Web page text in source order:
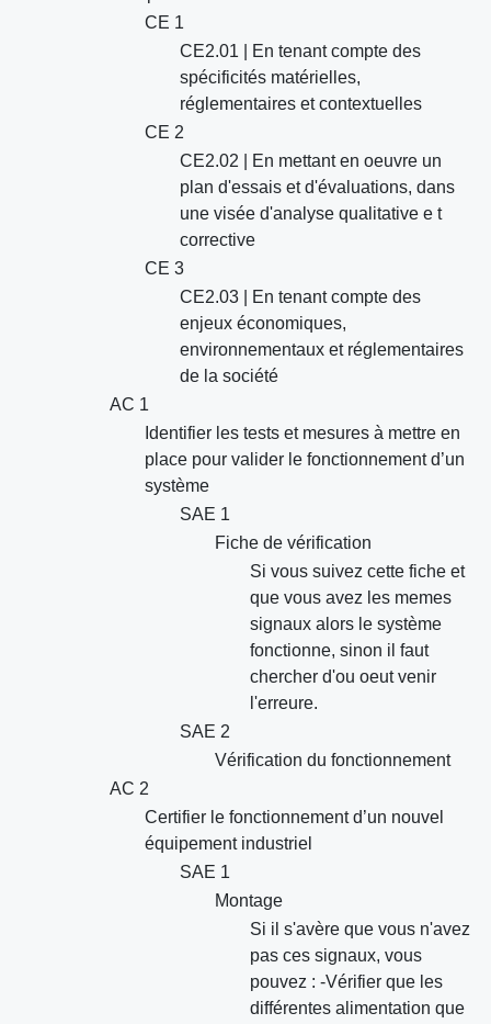
CE 1
CE2.01 | En tenant compte des
spécificités matérielles,
réglementaires et contextuelles
CE 2
CE2.02 | En mettant en oeuvre un
plan d'essais et d'évaluations, dans
une visée d'analyse qualitative e t
corrective
CE 3
CE2.03 | En tenant compte des
enjeux économiques,
environnementaux et réglementaires
de la société
AC 1
Identifier les tests et mesures à mettre en
place pour valider le fonctionnement d’un
système
SAE 1
Fiche de vérification
Si vous suivez cette fiche et
que vous avez les memes
signaux alors le système
fonctionne, sinon il faut
chercher d'ou oeut venir
l'erreure.
SAE 2
Vérification du fonctionnement
AC 2
Certifier le fonctionnement d’un nouvel
équipement industriel
SAE 1
Montage
Si il s'avère que vous n'avez
pas ces signaux, vous
pouvez : -Vérifier que les
différentes alimentation que